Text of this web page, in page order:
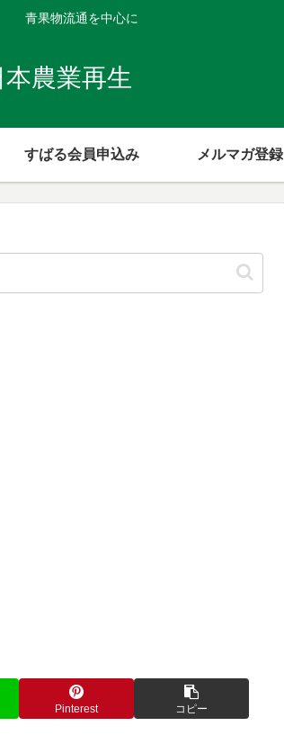
青果物流通を中心に
本農業再生
すばる会員申込み メルマガ登録
Pinterest コピー